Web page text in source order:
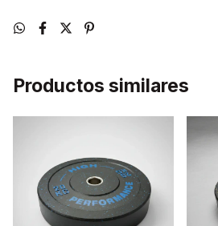
Productos similares